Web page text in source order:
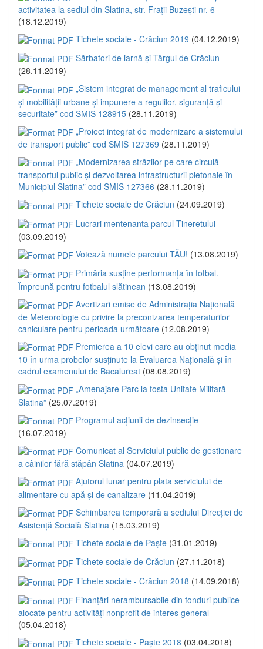
activitatea la sediul din Slatina, str. Frații Buzești nr. 6
(18.12.2019)
Tichete sociale - Crăciun 2019 (04.12.2019)
Sărbatori de iarnă și Târgul de Crăciun
(28.11.2019)
„Sistem integrat de management al traficului
și mobilității urbane și impunere a regulilor, siguranță și
securitate” cod SMIS 128915 (28.11.2019)
„Proiect integrat de modernizare a sistemului
de transport public” cod SMIS 127369 (28.11.2019)
„Modernizarea străzilor pe care circulă
transportul public și dezvoltarea infrastructurii pietonale în
Municipiul Slatina” cod SMIS 127366 (28.11.2019)
Tichete sociale de Crăciun (24.09.2019)
Lucrari mentenanta parcul Tineretului
(03.09.2019)
Votează numele parcului TĂU! (13.08.2019)
Primăria susține performanța în fotbal.
Împreună pentru fotbalul slătinean (13.08.2019)
Avertizari emise de Administrația Națională
de Meteorologie cu privire la preconizarea temperaturilor
caniculare pentru perioada următoare (12.08.2019)
Premierea a 10 elevi care au obținut media
10 în urma probelor susținute la Evaluarea Națională și în
cadrul examenului de Bacalureat (08.08.2019)
„Amenajare Parc la fosta Unitate Militară
Slatina” (25.07.2019)
Programul acțiunii de dezinsecție
(16.07.2019)
Comunicat al Serviciului public de gestionare
a câinilor fără stăpân Slatina (04.07.2019)
Ajutorul lunar pentru plata serviciului de
alimentare cu apă și de canalizare (11.04.2019)
Schimbarea temporară a sediului Direcției de
Asistență Socială Slatina (15.03.2019)
Tichete sociale de Paște (31.01.2019)
Tichete sociale de Crăciun (27.11.2018)
Tichete sociale - Crăciun 2018 (14.09.2018)
Finanțări nerambursabile din fonduri publice
alocate pentru activități nonprofit de interes general
(05.04.2018)
Tichete sociale - Paște 2018 (03.04.2018)